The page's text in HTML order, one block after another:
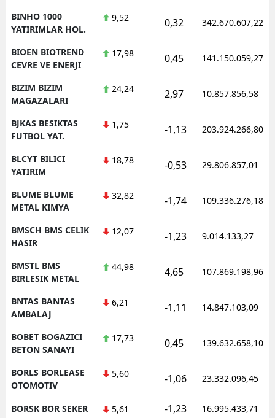
BINHO 1000
YATIRIMLAR HOL.
9,52 0,32 342.670.607,22
BIOEN BIOTREND
CEVRE VE ENERJI
17,98 0,45 141.150.059,27
BIZIM BIZIM
MAGAZALARI
24,24 2,97 10.857.856,58
BJKAS BESIKTAS
FUTBOL YAT.
1,75 -1,13 203.924.266,80
BLCYT BILICI
YATIRIM
18,78 -0,53 29.806.857,01
BLUME BLUME
METAL KIMYA
32,82 -1,74 109.336.276,18
BMSCH BMS CELIK
HASIR
12,07 -1,23 9.014.133,27
BMSTL BMS
BIRLESIK METAL
44,98 4,65 107.869.198,96
BNTAS BANTAS
AMBALAJ
6,21 -1,11 14.847.103,09
BOBET BOGAZICI
BETON SANAYI
17,73 0,45 139.632.658,10
BORLS BORLEASE
OTOMOTIV
5,60 -1,06 23.332.096,45
BORSK BOR SEKER 5,61 -1,23 16.995.433,71